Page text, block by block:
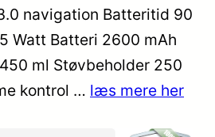
navigation Batteritid 90
Watt Batteri 2600 mAh
ml Støvbeholder 250
kontrol … læs mere her